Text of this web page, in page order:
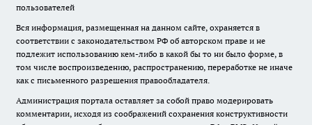
пользователей
Вся информация, размещенная на данном сайте, охраняется в
соответствии с законодательством РФ об авторском праве и не
подлежит использованию кем-либо в какой бы то ни было форме, в
том числе воспроизведению, распространению, переработке не иначе
как с письменного разрешения правообладателя.
Администрация портала оставляет за собой право модерировать
комментарии, исходя из соображений сохранения конструктивности